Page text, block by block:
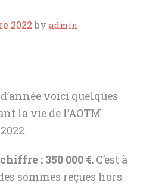
ACTIONS DE L’AOTM
2022by admin
voici quelques
la vie de l’AOTM
: 350 000 €. C’est à
sommes reçues hors